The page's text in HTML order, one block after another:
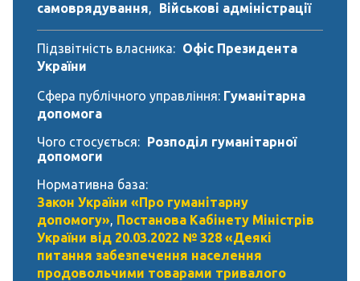
самоврядування, Військові адміністрації
Підзвітність власника: Офіс Президента
України
Сфера публічного управління: Гуманітарна
допомога
Чого стосується: Розподіл гуманітарної
допомоги
Нормативна база:
Закон України «Про гуманітарну
допомогу», Постанова Кабінету Міністрів
України від 20.03.2022 № 328 «Деякі
питання забезпечення населення
продовольчими товарами тривалого